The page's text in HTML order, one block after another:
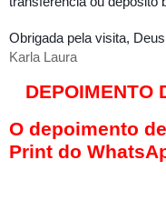
Obrigada pela visita,
Karla Laura
DEPOIMENTO
O depoimento
Print do